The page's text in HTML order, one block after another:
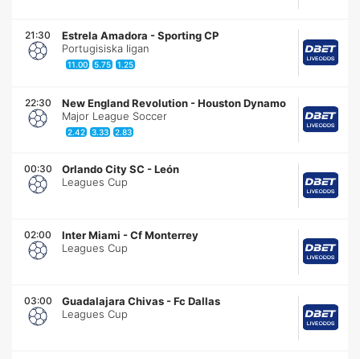
21:30 Estrela Amadora -Sporting CP
Portugisiska ligan
11.00 5.75 1.25
22:30 New England Revolution -Houston Dynamo
Major League Soccer
2.42 3.33 2.83
00:30 Orlando City SC -León
Leagues Cup
02:00 Inter Miami -Cf Monterrey
Leagues Cup
03:00 Guadalajara Chivas -Fc Dallas
Leagues Cup